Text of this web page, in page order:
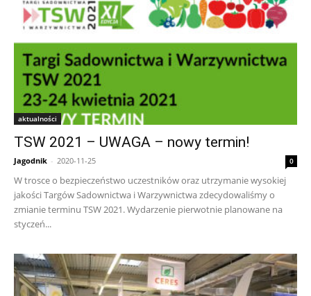
aktualności
TSW 2021 – UWAGA – nowy termin!
Jagodnik - 2020-11-25 0
W trosce o bezpieczeństwo uczestników oraz utrzymanie wysokiej
jakości Targów Sadownictwa i Warzywnictwa zdecydowaliśmy o
zmianie terminu TSW 2021. Wydarzenie pierwotnie planowane na
styczeń...